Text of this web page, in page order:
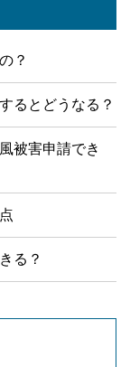
？
るとどうなる？
被害申請でき
る？